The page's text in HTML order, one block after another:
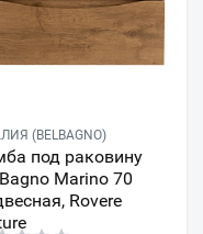
(BELBAGNO)
под раковину
Marino 70
Rovere